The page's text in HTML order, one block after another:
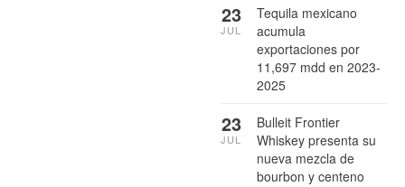
Tequila mexicano
acumula
exportaciones por
11,697 mdd en 2023-
2025
23
JUL
Bulleit Frontier
Whiskey presenta su
nueva mezcla de
bourbon y centeno
23
JUL